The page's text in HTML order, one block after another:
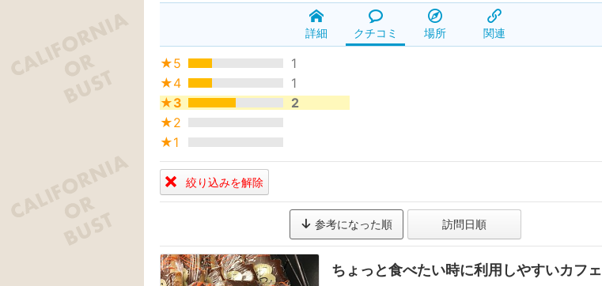
詳細 クチコミ 場所 関連
★5
1
★4
1
★3
2
★2
★1
絞り込みを解除
参考になった順 訪問日順
ちょっと食べたい時に利用しやすいカフェ